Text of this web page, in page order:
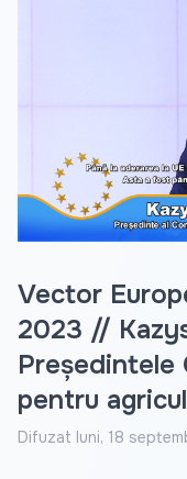
Vector
2023 //
Președintele
pentru
Difuzat luni, 18